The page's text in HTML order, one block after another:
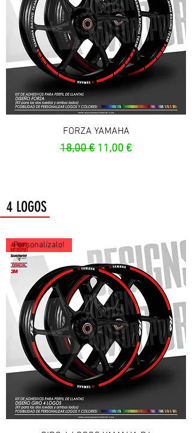
FORZA YAMAHA
Prix original
18,00 € Prix promotionnel
11,00 €
4 LOGOS
Personalízalo!